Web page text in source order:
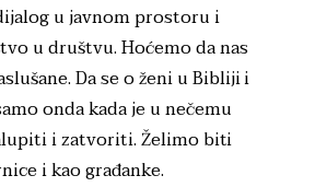
u javnom prostoru i
u društvu. Hoćemo da nas
Da se o ženi u Bibliji i
onda kada je u nečemu
i zatvoriti. Želimo biti
i kao građanke.